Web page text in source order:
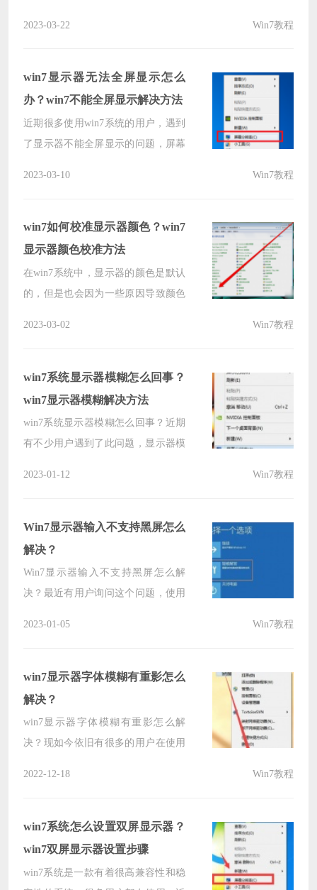
针对在这个情况，今日的win7教程就
来为大伙分享解决方法，希望能够给
大伙带来帮助。
2023-03-22 Win7教程
win7显示器无法全屏显示怎么
办？win7不能全屏显示解决方法
近期很多使用win7系统的用户，遇到
了显示器不能全屏显示的问题，屏幕
分享两种解决方法，希望能够帮助到
各位。
2023-03-10 Win7教程
win7如何校准显示器颜色？win7
显示器颜色校准方法
在win7系统中，显示器的颜色是默认
的，但是也会因为一些原因导致颜色
户们分享解决方法，一起来看看详细
的操作步骤吧。
2023-03-02 Win7教程
win7系统显示器模糊怎么回事？
win7显示器模糊解决方法
win7系统显示器模糊怎么回事？近期
有不少用户遇到了此问题，显示器模
问题的用户欢迎来纯净之家获取相关
方法。
2023-01-12 Win7教程
Win7显示器输入不支持黑屏怎么
解决？
Win7显示器输入不支持黑屏怎么解
决？最近有用户询问这个问题，使用
以解决呢？针对这一问题，本篇带来
了详细的方法介绍，分享给大家。
2023-01-05 Win7教程
win7显示器字体模糊有重影怎么
解决？
win7显示器字体模糊有重影怎么解
决？现如今依旧有很多的用户在使用
题，今日小编就来为大伙分享解决方
法，一起来了解看看吧。
2022-12-18 Win7教程
win7系统怎么设置双屏显示器？
win7双屏显示器设置步骤
win7系统是一款有着很高兼容性和稳